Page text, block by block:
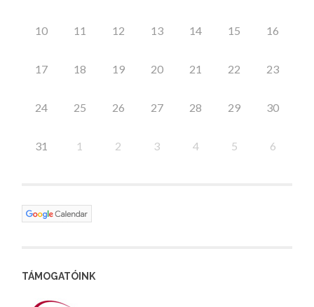
10 11 12 13 14 15 16
17 18 19 20 21 22 23
24 25 26 27 28 29 30
31 1 2 3 4 5 6
TÁMOGATÓINK